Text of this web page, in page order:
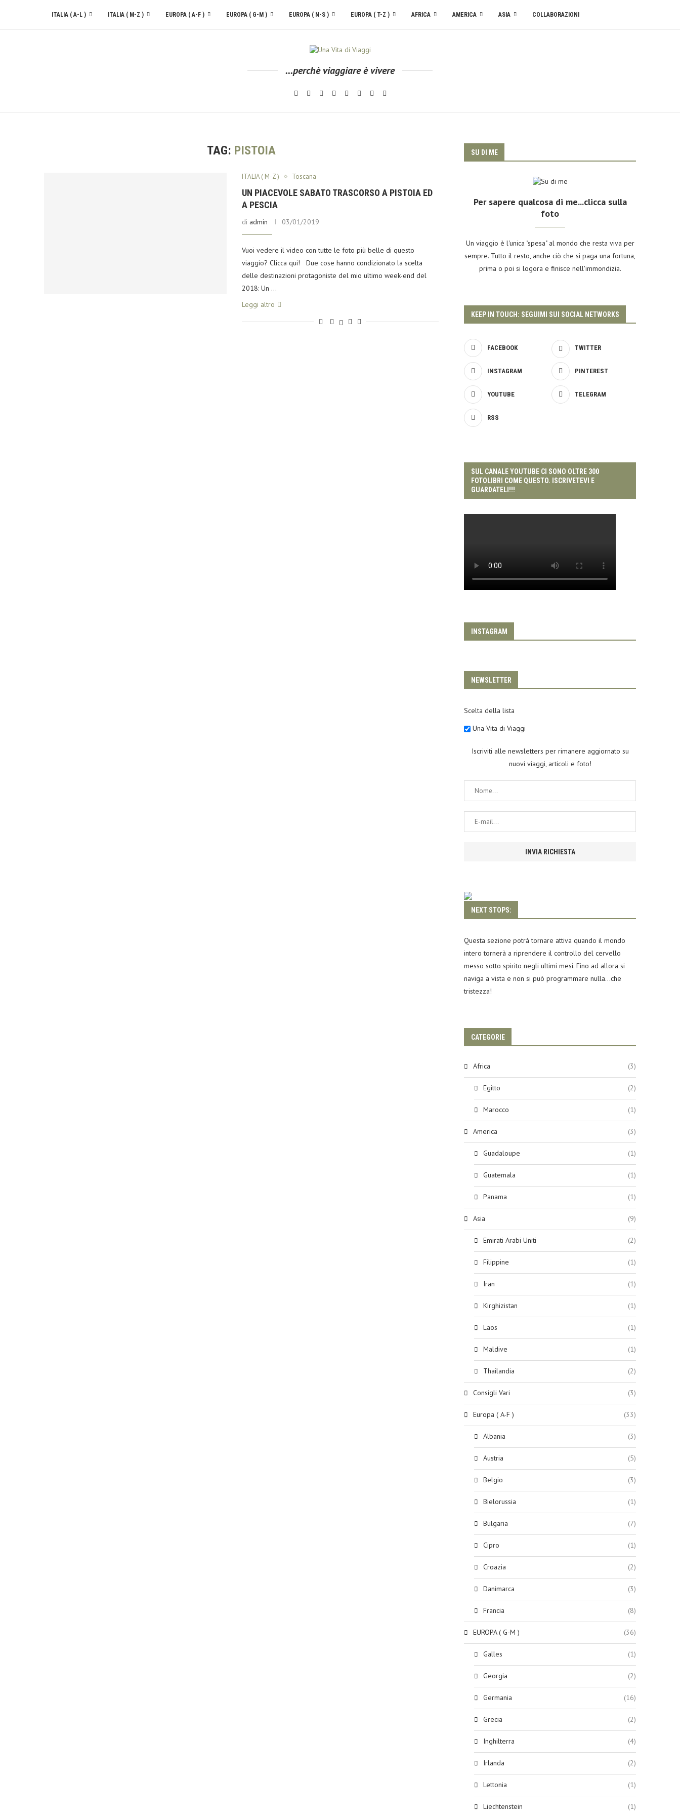
ITALIA ( A-L ) ITALIA ( M-Z ) EUROPA ( A-F ) EUROPA ( G-M ) EUROPA ( N-S ) EUROPA ( T-Z ) AFRICA AMERICA ASIA COLLABORAZIONI
...perchè viaggiare è vivere
TAG: PISTOIA
ITALIA ( M-Z ) Toscana
UN PIACEVOLE SABATO TRASCORSO A PISTOIA ED
A PESCIA
di admin 03/01/2019
Vuoi vedere il video con tutte le foto più belle di questo
viaggio? Clicca qui! Due cose hanno condizionato la scelta
delle destinazioni protagoniste del mio ultimo week-end del
2018: Un …
Leggi altro
SU DI ME
Per sapere qualcosa di me...clicca sulla
foto
Un viaggio è l'unica "spesa" al mondo che resta viva per
sempre. Tutto il resto, anche ciò che si paga una fortuna,
prima o poi si logora e finisce nell'immondizia.
KEEP IN TOUCH: SEGUIMI SUI SOCIAL NETWORKS
FACEBOOK TWITTER
INSTAGRAM PINTEREST
YOUTUBE TELEGRAM
RSS
SUL CANALE YOUTUBE CI SONO OLTRE 300
FOTOLIBRI COME QUESTO. ISCRIVETEVI E
GUARDATELI!!!
INSTAGRAM
NEWSLETTER
Scelta della lista
Una Vita di Viaggi
Iscriviti alle newsletters per rimanere aggiornato su
nuovi viaggi, articoli e foto!
NEXT STOPS:
Questa sezione potrà tornare attiva quando il mondo
intero tornerà a riprendere il controllo del cervello
messo sotto spirito negli ultimi mesi. Fino ad allora si
naviga a vista e non si può programmare nulla…che
tristezza!
CATEGORIE
Africa (3)
Egitto (2)
Marocco (1)
America (3)
Guadaloupe (1)
Guatemala (1)
Panama (1)
Asia (9)
Emirati Arabi Uniti (2)
Filippine (1)
Iran (1)
Kirghizistan (1)
Laos (1)
Maldive (1)
Thailandia (2)
Consigli Vari (3)
Europa ( A-F ) (33)
Albania (3)
Austria (5)
Belgio (3)
Bielorussia (1)
Bulgaria (7)
Cipro (1)
Croazia (2)
Danimarca (3)
Francia (8)
EUROPA ( G-M ) (36)
Galles (1)
Georgia (2)
Germania (16)
Grecia (2)
Inghilterra (4)
Irlanda (2)
Lettonia (1)
Liechtenstein (1)